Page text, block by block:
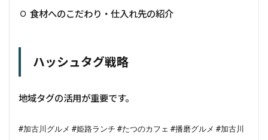
食材へのこだわり・仕入れ先の紹介
ハッシュタグ戦略
地域タグの活用が重要です。
#加古川グルメ #姫路ランチ #たつのカフェ #播磨グルメ #加古川